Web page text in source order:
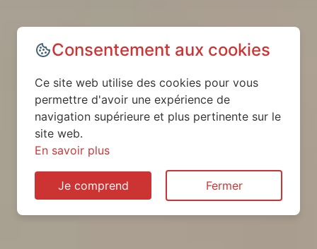
Consentement aux cookies
Ce site web utilise des cookies pour vous
permettre d'avoir une expérience de
navigation supérieure et plus pertinente sur le
site web.
En savoir plus
Je comprend Fermer